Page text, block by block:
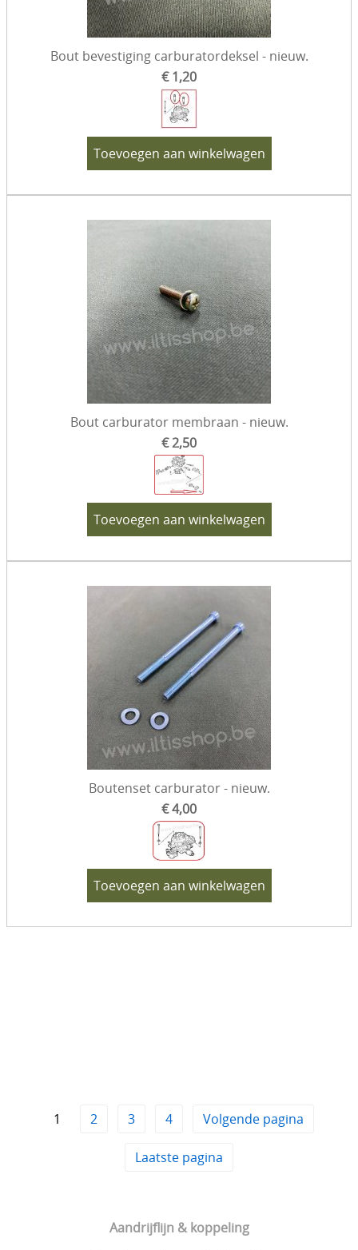
Aandrijflijn & koppeling
Bout bevestiging carburatordeksel - nieuw.
€ 1,20
Toevoegen aan winkelwagen
Bout carburator membraan - nieuw.
€ 2,50
Toevoegen aan winkelwagen
Boutenset carburator - nieuw.
€ 4,00
Toevoegen aan winkelwagen
1 2 3 4 Volgende pagina
Laatste pagina